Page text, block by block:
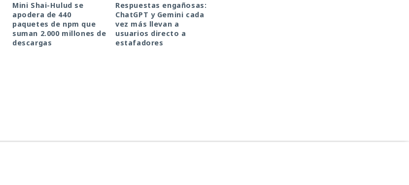
Mini Shai-Hulud se
apodera de 440
paquetes de npm que
suman 2.000 millones de
descargas
Respuestas engañosas:
ChatGPT y Gemini cada
vez más llevan a
usuarios directo a
estafadores